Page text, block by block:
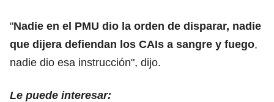
"Nadie en el PMU dio la orden de disparar, nadie
que dijera defiendan los CAIs a sangre y fuego,
nadie dio esa instrucción", dijo.
Le puede interesar: